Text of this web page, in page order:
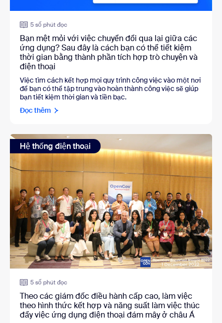
5 số phút đọc
Bạn mệt mỏi với việc chuyển đổi qua lại giữa các
ứng dụng? Sau đây là cách bạn có thể tiết kiệm
thời gian bằng thành phần tích hợp trò chuyện và
điện thoại
Việc tìm cách kết hợp mọi quy trình công việc vào một nơi
để bạn có thể tập trung vào hoàn thành công việc sẽ giúp
bạn tiết kiệm thời gian và tiền bạc.
Đọc thêm
Hệ thống điện thoại
5 số phút đọc
Theo các giám đốc điều hành cấp cao, làm việc
theo hình thức kết hợp và năng suất làm việc thúc
đẩy việc ứng dụng điện thoại đám mây ở châu Á